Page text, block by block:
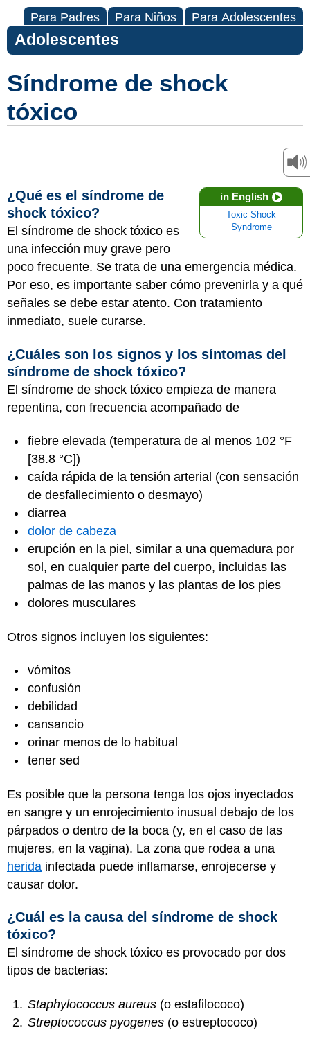
Para Padres Para Niños Para Adolescentes
Adolescentes
Síndrome de shock
tóxico
in English
Toxic Shock
Syndrome
¿Qué es el síndrome de
shock tóxico?
El síndrome de shock tóxico es
una infección muy grave pero
poco frecuente. Se trata de una emergencia médica.
Por eso, es importante saber cómo prevenirla y a qué
señales se debe estar atento. Con tratamiento
inmediato, suele curarse.
¿Cuáles son los signos y los síntomas del
síndrome de shock tóxico?
El síndrome de shock tóxico empieza de manera
repentina, con frecuencia acompañado de
fiebre elevada (temperatura de al menos 102 °F
[38.8 °C])
caída rápida de la tensión arterial (con sensación
de desfallecimiento o desmayo)
diarrea
dolor de cabeza
erupción en la piel, similar a una quemadura por
sol, en cualquier parte del cuerpo, incluidas las
palmas de las manos y las plantas de los pies
dolores musculares
Otros signos incluyen los siguientes:
vómitos
confusión
debilidad
cansancio
orinar menos de lo habitual
tener sed
Es posible que la persona tenga los ojos inyectados
en sangre y un enrojecimiento inusual debajo de los
párpados o dentro de la boca (y, en el caso de las
mujeres, en la vagina). La zona que rodea a una
herida infectada puede inflamarse, enrojecerse y
causar dolor.
¿Cuál es la causa del síndrome de shock
tóxico?
El síndrome de shock tóxico es provocado por dos
tipos de bacterias:
Staphylococcus aureus (o estafilococo)
Streptococcus pyogenes (o estreptococo)